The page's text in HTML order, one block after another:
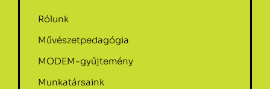
Rólunk
Művészetpedagógia
MODEM-gyűjtemény
Munkatársaink